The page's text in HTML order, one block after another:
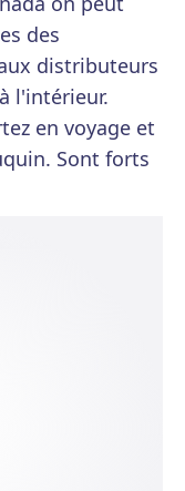
des
distributeurs
l'intérieur.
en voyage et
Sont forts